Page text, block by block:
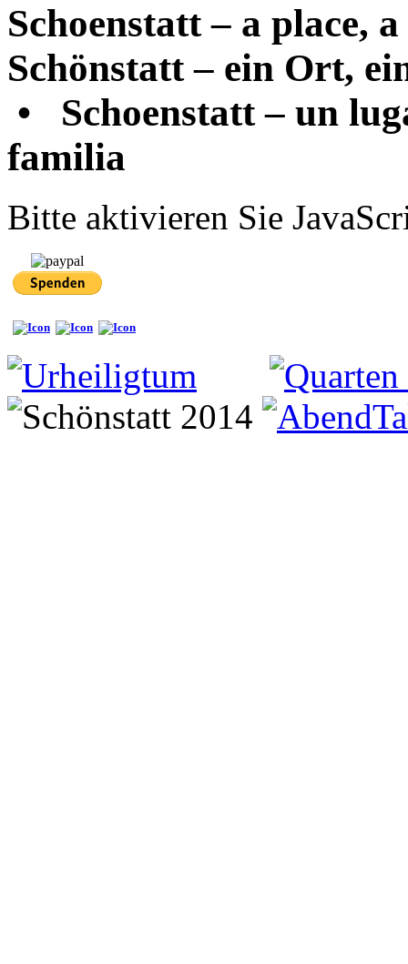
Schoenstatt – a
Schönstatt – ein Ort,
•
Schoenstatt – un
familia
Bitte aktivieren Sie